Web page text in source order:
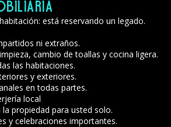
está reservando un legado.
ni extraños.
cambio de toallas y cocina ligera.
las habitaciones.
y exteriores.
en todas partes.
local
propiedad para usted solo.
y celebraciones importantes.